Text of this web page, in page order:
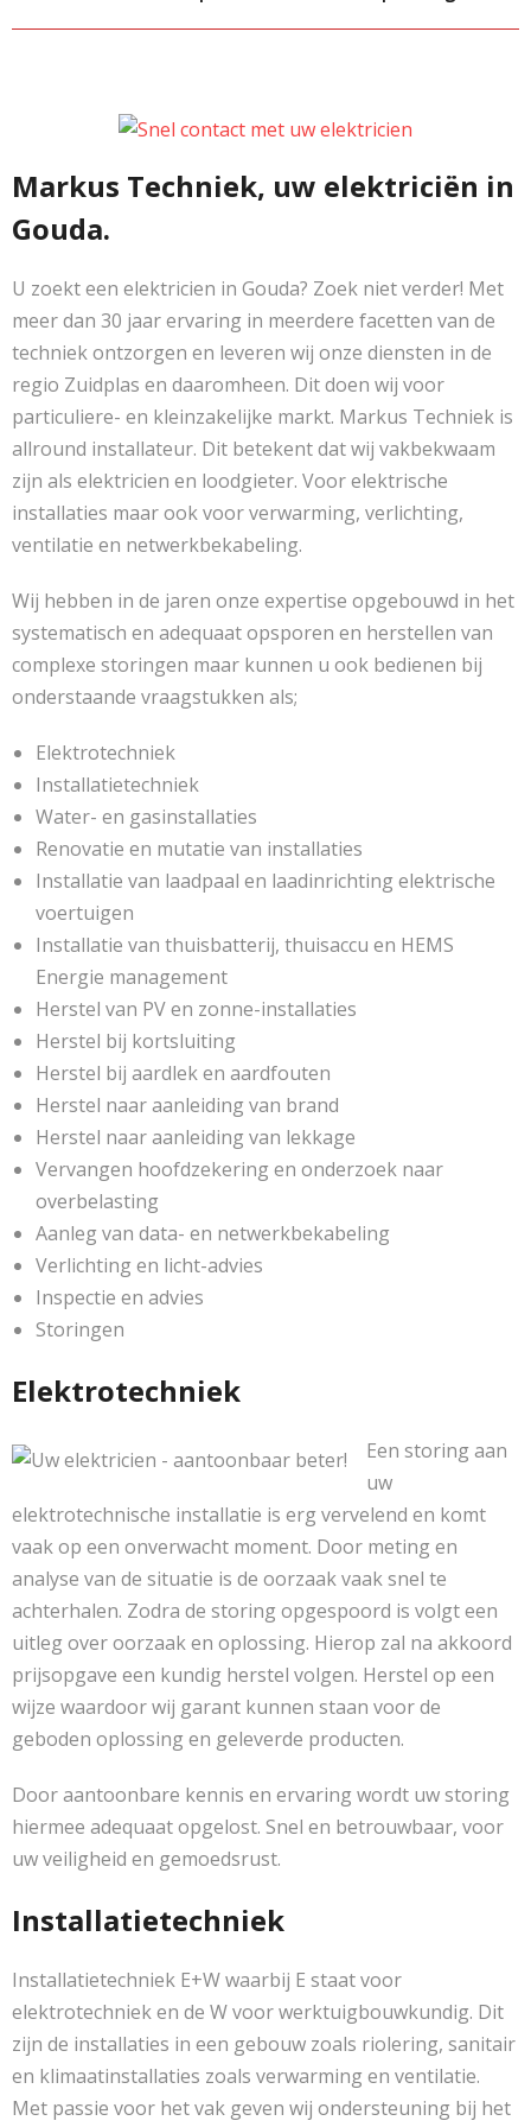
Markus Techniek, uw elektriciën in
Gouda.
U zoekt een elektricien in Gouda? Zoek niet verder! Met
meer dan 30 jaar ervaring in meerdere facetten van de
techniek ontzorgen en leveren wij onze diensten in de
regio Zuidplas en daaromheen. Dit doen wij voor
particuliere- en kleinzakelijke markt. Markus Techniek is
allround installateur. Dit betekent dat wij vakbekwaam
zijn als elektricien en loodgieter. Voor elektrische
installaties maar ook voor verwarming, verlichting,
ventilatie en netwerkbekabeling.
Wij hebben in de jaren onze expertise opgebouwd in het
systematisch en adequaat opsporen en herstellen van
complexe storingen maar kunnen u ook bedienen bij
onderstaande vraagstukken als;
Elektrotechniek
Installatietechniek
Water- en gasinstallaties
Renovatie en mutatie van installaties
Installatie van laadpaal en laadinrichting elektrische
voertuigen
Installatie van thuisbatterij, thuisaccu en HEMS
Energie management
Herstel van PV en zonne-installaties
Herstel bij kortsluiting
Herstel bij aardlek en aardfouten
Herstel naar aanleiding van brand
Herstel naar aanleiding van lekkage
Vervangen hoofdzekering en onderzoek naar
overbelasting
Aanleg van data- en netwerkbekabeling
Verlichting en licht-advies
Inspectie en advies
Storingen
Elektrotechniek
Een storing aan
uw
elektrotechnische installatie is erg vervelend en komt
vaak op een onverwacht moment. Door meting en
analyse van de situatie is de oorzaak vaak snel te
achterhalen. Zodra de storing opgespoord is volgt een
uitleg over oorzaak en oplossing. Hierop zal na akkoord
prijsopgave een kundig herstel volgen. Herstel op een
wijze waardoor wij garant kunnen staan voor de
geboden oplossing en geleverde producten.
Door aantoonbare kennis en ervaring wordt uw storing
hiermee adequaat opgelost. Snel en betrouwbaar, voor
uw veiligheid en gemoedsrust.
Installatietechniek
Installatietechniek E+W waarbij E staat voor
elektrotechniek en de W voor werktuigbouwkundig. Dit
zijn de installaties in een gebouw zoals riolering, sanitair
en klimaatinstallaties zoals verwarming en ventilatie.
Met passie voor het vak geven wij ondersteuning bij het